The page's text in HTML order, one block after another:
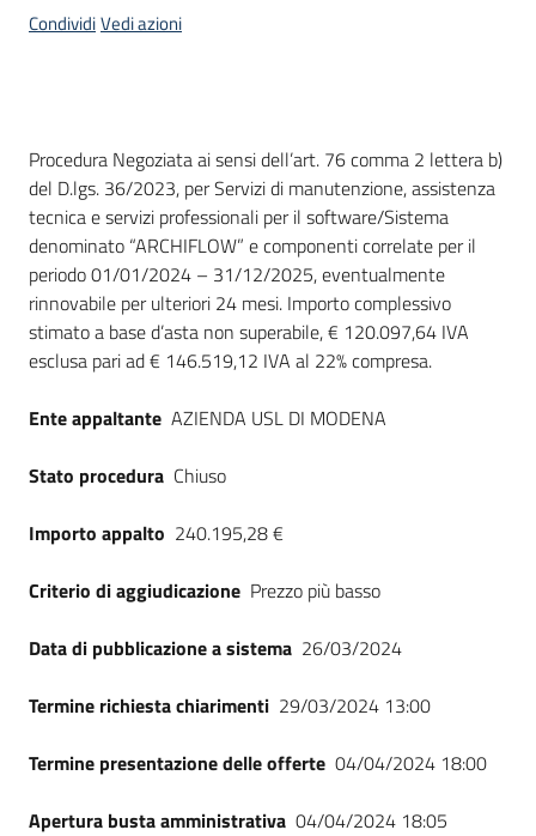
English
site
Seguici
CondividiVedi azioni
Dati del bando
Procedura Negoziata ai sensi dell’art. 76 comma 2 lettera b)
del D.lgs. 36/2023, per Servizi di manutenzione, assistenza
tecnica e servizi professionali per il software/Sistema
denominato “ARCHIFLOW” e componenti correlate per il
periodo 01/01/2024 – 31/12/2025, eventualmente
rinnovabile per ulteriori 24 mesi. Importo complessivo
stimato a base d’asta non superabile, € 120.097,64 IVA
esclusa pari ad € 146.519,12 IVA al 22% compresa.
Ente appaltante AZIENDA USL DI MODENA
Stato procedura Chiuso
Importo appalto 240.195,28 €
Criterio di aggiudicazione Prezzo più basso
Data di pubblicazione a sistema 26/03/2024
Termine richiesta chiarimenti 29/03/2024 13:00
Termine presentazione delle offerte 04/04/2024 18:00
Apertura busta amministrativa 04/04/2024 18:05